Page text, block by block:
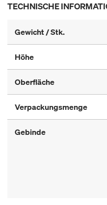
TECHNISCHE
Gewicht / Stk.
Höhe
Oberfläche
Verpackungsmenge
Gebinde